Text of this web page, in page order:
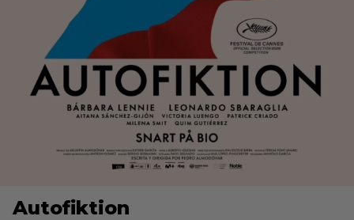
Autofiktion